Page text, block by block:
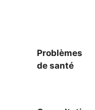
Problèmes
de santé